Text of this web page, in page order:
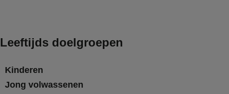
Leeftijds doelgroepen
Kinderen
Jong volwassenen